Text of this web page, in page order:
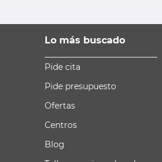
Lo más buscado
Pide cita
Pide presupuesto
Ofertas
Centros
Blog